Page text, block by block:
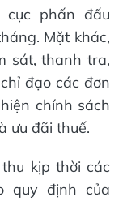
cục phấn đấu
Mặt khác,
sát, thanh tra,
đạo các đơn
chính sách
ưu đãi thuế.
kịp thời các
quy định của